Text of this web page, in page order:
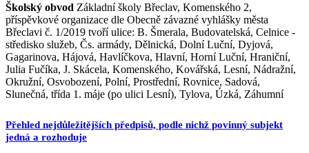
Školský obvod Základní školy Břeclav, Komenského 2,
příspěvkové organizace dle Obecně závazné vyhlášky města
Břeclavi č. 1/2019 tvoří ulice: B. Šmerala, Budovatelská, Celnice -
středisko služeb, Čs. armády, Dělnická, Dolní Luční, Dyjová,
Gagarinova, Hájová, Havlíčkova, Hlavní, Horní Luční, Hraniční,
Julia Fučíka, J. Skácela, Komenského, Kovářská, Lesní, Nádražní,
Okružní, Osvobození, Polní, Prostřední, Rovnice, Sadová,
Slunečná, třída 1. máje (po ulici Lesní), Tylova, Úzká, Záhumní
Přehled nejdůležitějších předpisů, podle nichž povinný subjekt
jedná a rozhoduje